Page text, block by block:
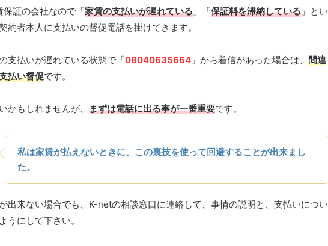
証の会社なので「家賃の支払いが遅れている 」「保証料を滞納している 」とい
約者本人に支払いの督促電話を掛けてきます。
支払いが遅れている状態で「08040635664 」から着信があった場合は、 間違
払い督促です。
かもしれませんが、 まずは電話に出る事が一番重要です。
私は家賃が払えないときに、この裏技を使って回避することが出来まし
た。
出来ない場合でも、K-netの相談窓口に連絡して、事情の説明と、支払いについ
うにして下さい。